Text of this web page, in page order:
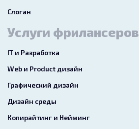
Слоган
Услуги фрилансеров
IT и Разработка
Web и Product дизайн
Графический дизайн
Дизайн среды
Копирайтинг и Нейминг